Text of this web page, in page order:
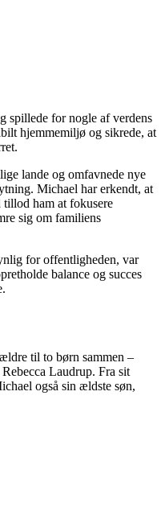
spillede for nogle af verdens
hjemmemiljø og sikrede, at
lande og omfavnede nye
Michael har erkendt, at
tillod ham at fokusere
sig om familiens
for offentligheden, var
balance og succes
til to børn sammen –
Laudrup. Fra sit
også sin ældste søn,